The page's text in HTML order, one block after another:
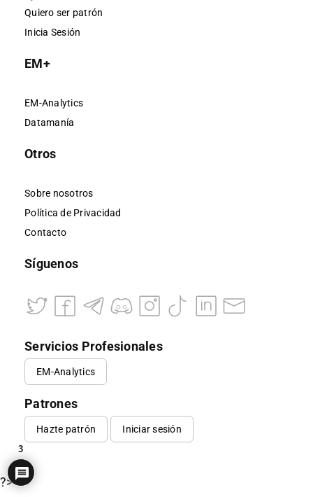
Quiero ser patrón
Inicia Sesión
EM+
EM-Analytics
Datamanía
Otros
Sobre nosotros
Política de Privacidad
Contacto
Síguenos
Servicios Profesionales
EM-Analytics
Patrones
Hazte patrón Iniciar sesión
3
?>